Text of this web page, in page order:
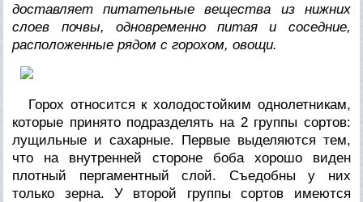
доставляет питательные вещества из нижних
слоев почвы, одновременно питая и соседние,
расположенные рядом с горохом, овощи.
Горох относится к холодостойким однолетникам,
которые принято подразделять на 2 группы сортов:
лущильные и сахарные. Первые выделяются тем,
что на внутренней стороне боба хорошо виден
плотный пергаментный слой. Съедобны у них
только зерна. У второй группы сортов имеются